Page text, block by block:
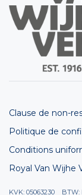
Clause de non-
Politique de
Conditions
Royal Van Wijhe
KVK: 05063230 BTW: